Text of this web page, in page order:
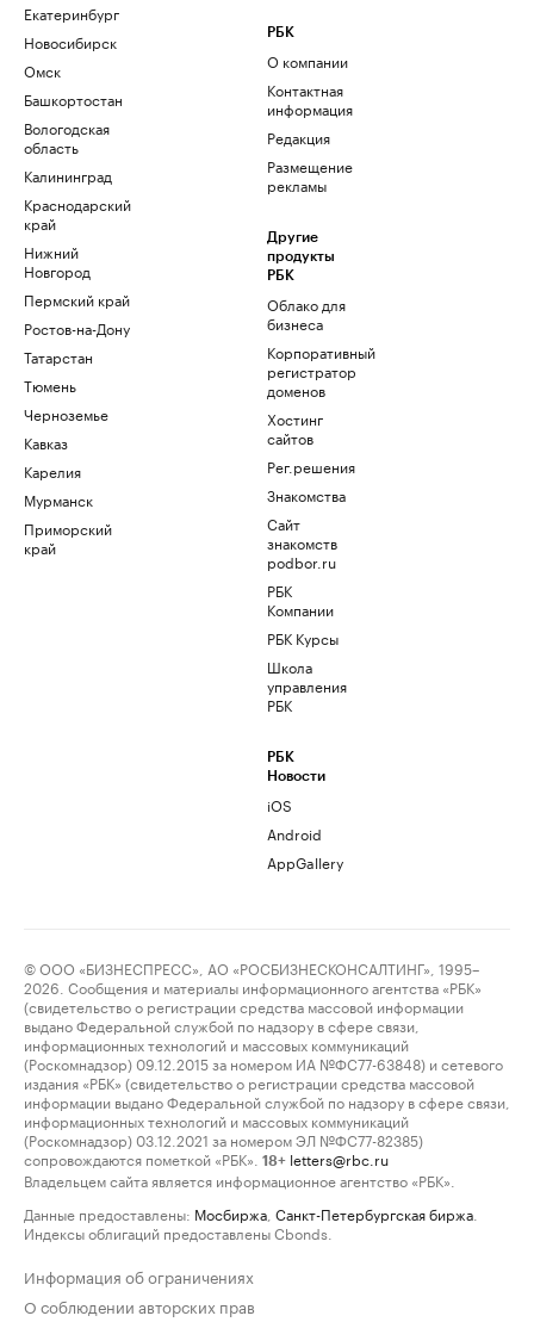
Екатеринбург
Новосибирск
Омск
Башкортостан
Вологодская
область
Калининград
Краснодарский
край
Нижний
Новгород
Пермский край
Ростов-на-Дону
Татарстан
Тюмень
Черноземье
Кавказ
Карелия
Мурманск
Приморский
край
РБК
О компании
Контактная
информация
Редакция
Размещение
рекламы
Другие
продукты
РБК
Облако для
бизнеса
Корпоративный
регистратор
доменов
Хостинг
сайтов
Рег.решения
Знакомства
Сайт
знакомств
podbor.ru
РБК
Компании
РБК Курсы
Школа
управления
РБК
РБК
Новости
iOS
Android
AppGallery
© ООО «БИЗНЕСПРЕСС», АО «РОСБИЗНЕСКОНСАЛТИНГ», 1995–
2026. Сообщения и материалы информационного агентства «РБК»
(свидетельство о регистрации средства массовой информации
выдано Федеральной службой по надзору в сфере связи,
информационных технологий и массовых коммуникаций
(Роскомнадзор) 09.12.2015 за номером ИА №ФС77-63848) и сетевого
издания «РБК» (свидетельство о регистрации средства массовой
информации выдано Федеральной службой по надзору в сфере связи,
информационных технологий и массовых коммуникаций
(Роскомнадзор) 03.12.2021 за номером ЭЛ №ФС77-82385)
сопровождаются пометкой «РБК».
18+ letters@rbc.ru
Владельцем сайта является информационное агентство «РБК».
Данные предоставлены: Мосбиржа Санкт-Петербургская биржа
Индексы облигаций предоставлены Cbonds.
Информация об ограничениях
О соблюдении авторских прав